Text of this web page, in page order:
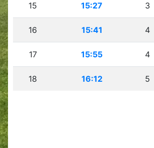
15 15:27 3
16 15:41 4
17 15:55 4
18 16:12 5